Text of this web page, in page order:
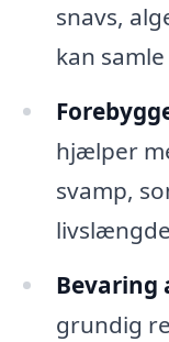
snavs,
kan
hjælper
svamp,
Bevaring
grundig